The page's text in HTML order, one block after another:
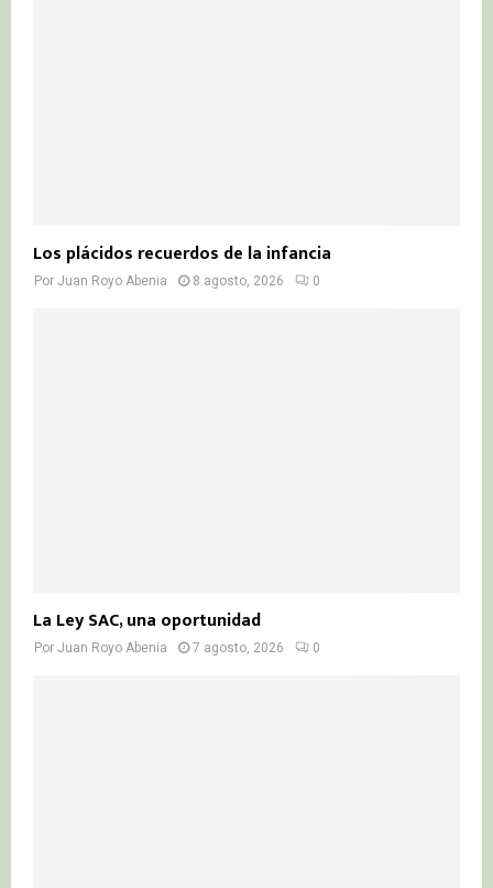
Los plácidos recuerdos de la infancia
Por Juan Royo Abenia 8 agosto, 2026 0
La Ley SAC, una oportunidad
Por Juan Royo Abenia 7 agosto, 2026 0